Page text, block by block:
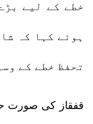
خطے کے لیے
ہوئے کہا کہ
تحفظ خطے کے
قفقاز کی صورت